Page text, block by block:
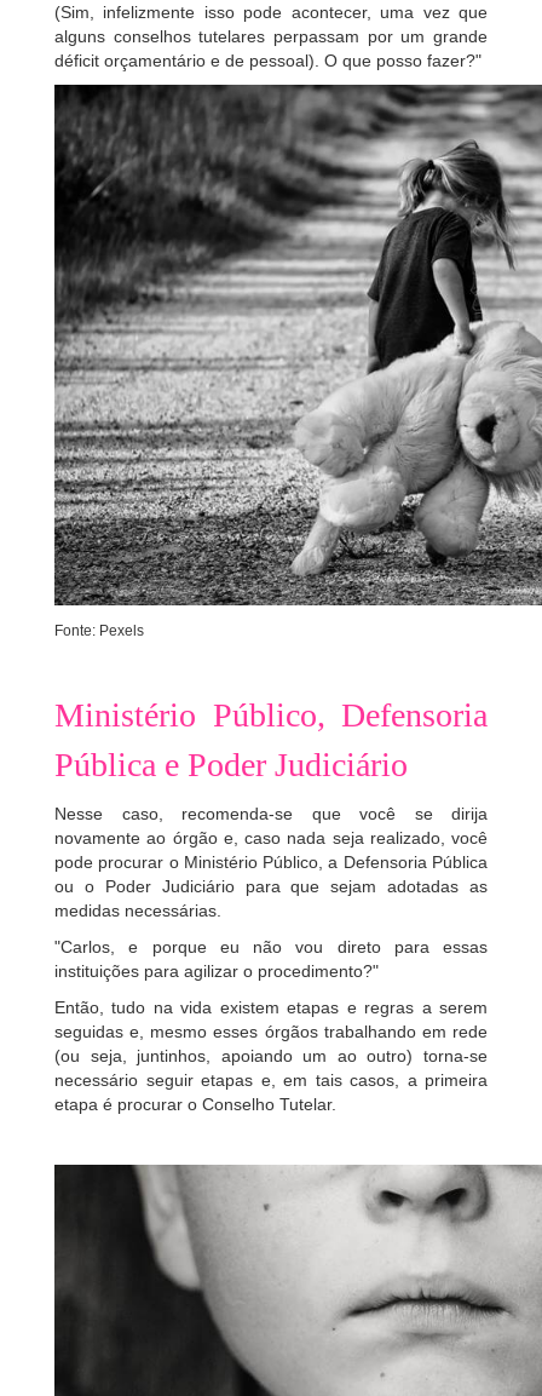
(Sim, infelizmente isso pode acontecer, uma vez que
alguns conselhos tutelares perpassam por um grande
déficit orçamentário e de pessoal). O que posso fazer?"
Fonte: Pexels
Ministério Público, Defensoria
Pública e Poder Judiciário
Nesse caso, recomenda-se que você se dirija
novamente ao órgão e, caso nada seja realizado, você
pode procurar o Ministério Público, a Defensoria Pública
ou o Poder Judiciário para que sejam adotadas as
medidas necessárias.
"Carlos, e porque eu não vou direto para essas
instituições para agilizar o procedimento?"
Então, tudo na vida existem etapas e regras a serem
seguidas e, mesmo esses órgãos trabalhando em rede
(ou seja, juntinhos, apoiando um ao outro) torna-se
necessário seguir etapas e, em tais casos, a primeira
etapa é procurar o Conselho Tutelar.